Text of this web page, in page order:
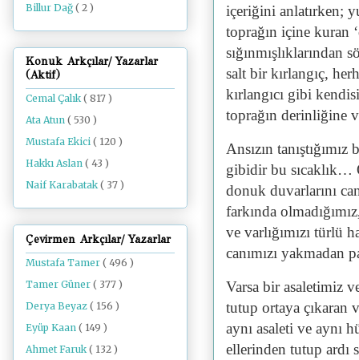
içeriğini anlatırken;
toprağın içine kuran
salt bir kırlangıç,
kırlangıcı gibi
toprağın derinliğine
Ansızın
gibidir bu
donuk duvarlarını
farkında
ve varlığımızı türlü
canımızı
Varsa bir asaletimiz
tutup ortaya çıkaran
aynı asaleti ve aynı
ellerinden tutup ardı
Billur Dağ ( 2 )
Konuk Arkçılar/ Yazarlar
(Aktif)
Cemal Çalık( 817 )
Ata Atun ( 530 )
Mustafa Ekici ( 120 )
Hakkı Aslan ( 43 )
Naif Karabatak( 37 )
Çevirmen Arkçılar/ Yazarlar
Mustafa Tamer ( 496 )
Tamer Güner ( 377 )
Derya Beyaz ( 156 )
Eyüp Kaan ( 149 )
Ahmet Faruk ( 132 )